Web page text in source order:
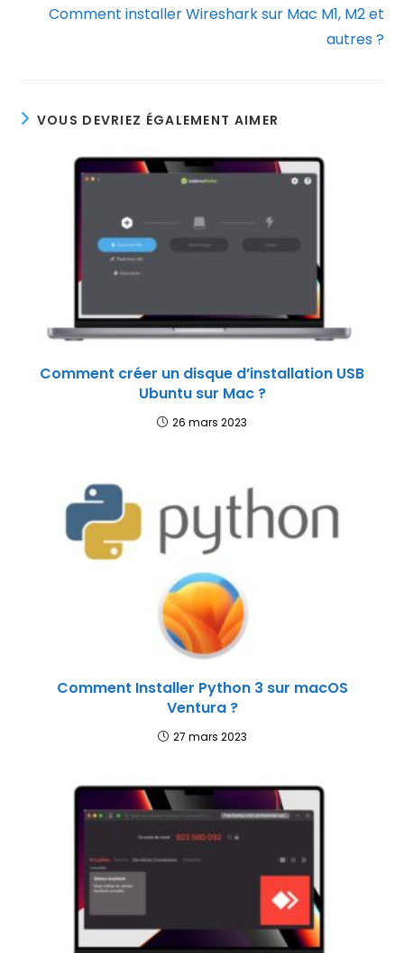
Comment installer Wireshark sur Mac M1, M2 et
autres ?
VOUS DEVRIEZ ÉGALEMENT AIMER
Comment créer un disque d’installation USB
Ubuntu sur Mac ?
26 mars 2023
Comment Installer Python 3 sur macOS
Ventura ?
27 mars 2023